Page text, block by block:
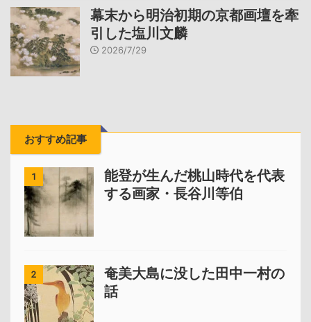
幕末から明治初期の京都画壇を牽
引した塩川文麟
2026/7/29
おすすめ記事
1
能登が生んだ桃山時代を代表
する画家・長谷川等伯
2
奄美大島に没した田中一村の
話